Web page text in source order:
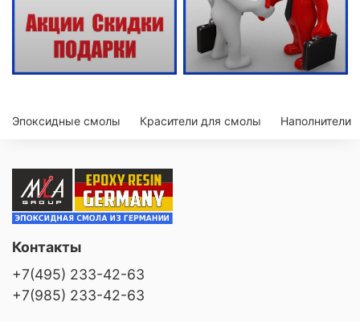
Эпоксидные смолы Красители для смолы Наполнители
Контакты
+7(495) 233-42-63
+7(985) 233-42-63